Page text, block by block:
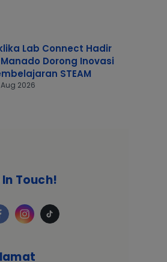
Lab Connect Hadir
Dorong Inovasi
STEAM
2026
Touch!